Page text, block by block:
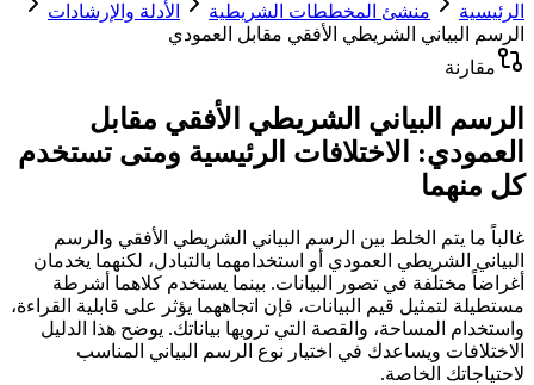
الرئيسية منشئ المخططات الشريطية
الأدلة والإرشادات
الرسم البياني الشريطي الأفقي مقابل العمودي
مقارنة
الرسم البياني الشريطي الأفقي مقابل
العمودي: الاختلافات الرئيسية ومتى تستخدم
كل منهما
غالباً ما يتم الخلط بين الرسم البياني الشريطي الأفقي والرسم
البياني الشريطي العمودي أو استخدامهما بالتبادل، لكنهما يخدمان
أغراضاً مختلفة في تصور البيانات. بينما يستخدم كلاهما أشرطة
مستطيلة لتمثيل قيم البيانات، فإن اتجاههما يؤثر على قابلية القراءة،
واستخدام المساحة، والقصة التي ترويها بياناتك. يوضح هذا الدليل
الاختلافات ويساعدك في اختيار نوع الرسم البياني المناسب
لاحتياجاتك الخاصة.